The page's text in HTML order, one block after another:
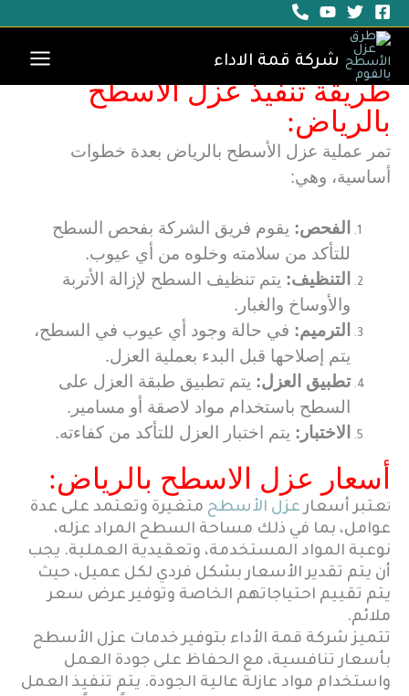
تخطي
المحتوى
شركة قمة الاداء
عزل الأسطح
بواسطة
طريقة تنفيذ عزل الاسطح
بالرياض:
تمر عملية عزل الأسطح بالرياض بعدة خطوات
أساسية، وهي:
الفحص: يقوم فريق الشركة بفحص السطح
للتأكد من سلامته وخلوه من أي عيوب.
التنظيف: يتم تنظيف السطح لإزالة الأتربة
والأوساخ والغبار.
الترميم: في حالة وجود أي عيوب في السطح،
يتم إصلاحها قبل البدء بعملية العزل.
تطبيق العزل: يتم تطبيق طبقة العزل على
السطح باستخدام مواد لاصقة أو مسامير.
الاختبار: يتم اختبار العزل للتأكد من كفاءته.
أسعار عزل الاسطح بالرياض:
تعتبر أسعارعزل الأسطح متغيرة وتعتمد على عدة
عوامل، بما في ذلك مساحة السطح المراد عزله،
نوعية المواد المستخدمة، وتعقيدية العملية. يجب
أن يتم تقدير الأسعار بشكل فردي لكل عميل، حيث
يتم تقييم احتياجاتهم الخاصة وتوفير عرض سعر
ملائم.
تتميز شركة قمة الأداء بتوفير خدمات عزل الأسطح
بأسعار تنافسية، مع الحفاظ على جودة العمل
واستخدام مواد عازلة عالية الجودة. يتم تنفيذ العمل